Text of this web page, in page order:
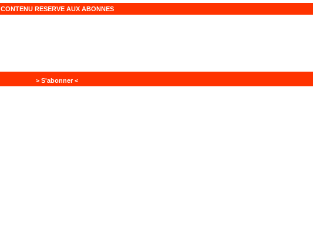
CONTENU RESERVE AUX ABONNES
> S'abonner <